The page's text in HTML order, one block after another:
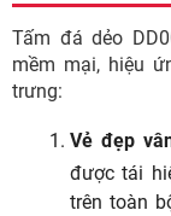
Tấm đá dẻo
mềm mại, hiệu
trưng:
Vẻ đẹp
được tái
trên toàn